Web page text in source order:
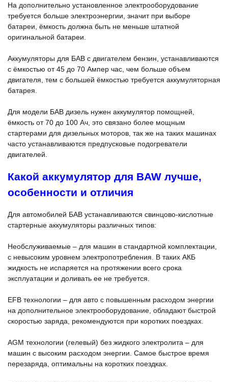
На дополнительно установленное электрооборудование
требуется больше электроэнергии, значит при выборе
батареи, ёмкость должна быть не меньше штатной
оригинальной батареи.
Аккумуляторы для БАВ с двигателем бензин, устанавливаются
с ёмкостью от 45 до 70 Ампер час, чем больше объем
двигателя, тем с большей ёмкостью требуется аккумуляторная
батарея.
Для модели БАВ дизель нужен аккумулятор помощней,
ёмкость от 70 до 100 Ач, это связано более мощным
стартерами для дизельных моторов, так же на таких машинах
часто устанавливаются предпусковые подогреватели
двигателей.
Какой аккумулятор для BAW лучше,
особенности и отличия
Для автомобилей БАВ устанавливаются свинцово-кислотные
стартерные аккумуляторы различных типов:
Необслуживаемые – для машин в стандартной комплектации,
с невысоким уровнем электропотребления. В таких АКБ
жидкость не испаряется на протяжении всего срока
эксплуатации и доливать ее не требуется.
EFB технологии – для авто с повышенным расходом энергии
на дополнительное электрооборудование, обладают быстрой
скоростью заряда, рекомендуются при коротких поездках.
AGM технологии (гелевый) без жидкого электролита – для
машин с высоким расходом энергии. Самое быстрое время
перезаряда, оптимальны на коротких поездках.